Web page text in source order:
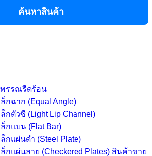
ค้นหาสินค้า
พรรณรีดร้อน
ล็กฉาก (Equal Angle)
ล็กตัวซี (Light Lip Channel)
ล็กแบน (Flat Bar)
ล็กแผ่นดำ (Steel Plate)
ล็กแผ่นลาย (Checkered Plates) สินค้าขาย